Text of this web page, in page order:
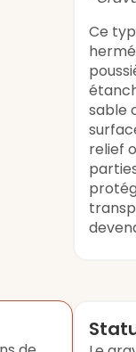
Ce
sable
relief